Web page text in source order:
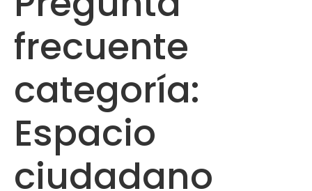
frecuente
categoría:
Espacio